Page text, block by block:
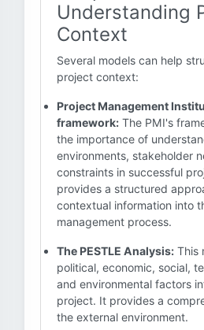
Understanding
Context
Several models can help
project context:
Project Management
framework: The PMI's
the importance of
environments, stakeholder
constraints in successful
provides a structured
contextual information into
management process.
The PESTLE Analysis: This
political, economic, social,
and environmental factors
project. It provides a
the external environment.